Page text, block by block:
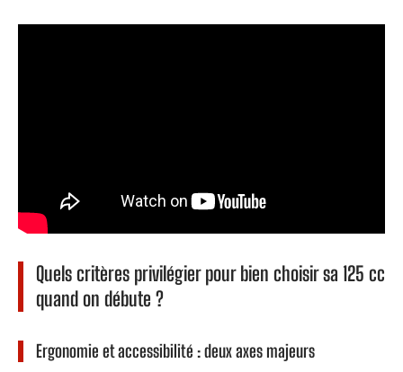
Quels critères privilégier pour bien choisir sa 125 cc
quand on débute ?
Ergonomie et accessibilité : deux axes majeurs